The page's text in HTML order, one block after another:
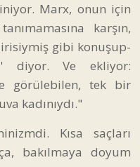
Marx, onun için
karşın,
gibi konuşup-
diyor. Ve ekliyor:
görülebilen, tek bir
kadınıydı."
Kısa saçları
bakılmaya doyum